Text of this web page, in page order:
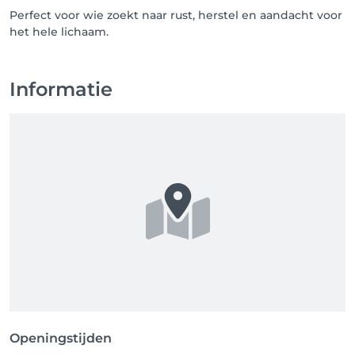
Perfect voor wie zoekt naar rust, herstel en aandacht voor
het hele lichaam.
Informatie
Openingstijden